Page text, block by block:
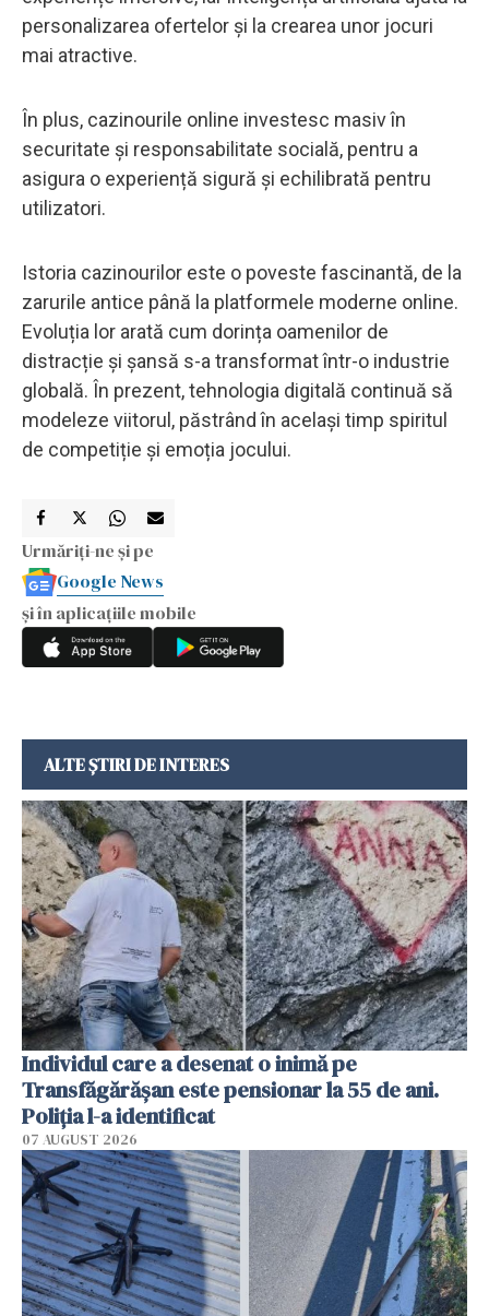
personalizarea ofertelor și la crearea unor jocuri
mai atractive.
În plus, cazinourile online investesc masiv în
securitate și responsabilitate socială, pentru a
asigura o experiență sigură și echilibrată pentru
utilizatori.
Istoria cazinourilor este o poveste fascinantă, de la
zarurile antice până la platformele moderne online.
Evoluția lor arată cum dorința oamenilor de
distracție și șansă s-a transformat într-o industrie
globală. În prezent, tehnologia digitală continuă să
modeleze viitorul, păstrând în același timp spiritul
de competiție și emoția jocului.
Urmăriți-ne și pe
Google News
și în aplicațiile mobile
ALTE ȘTIRI DE INTERES
Individul care a desenat o inimă pe
Transfăgărășan este pensionar la 55 de ani.
Poliția l-a identificat
07 AUGUST 2026